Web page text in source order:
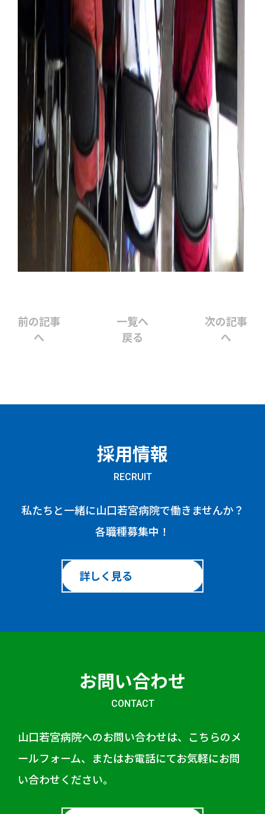
前の記事
へ
一覧へ
戻る
次の記事
へ
採用情報
RECRUIT
私たちと一緒に山口若宮病院で働きませんか？
各職種募集中！
詳しく見る
お問い合わせ
CONTACT
山口若宮病院へのお問い合わせは、こちらのメ
ールフォーム、またはお電話にてお気軽にお問
い合わせください。